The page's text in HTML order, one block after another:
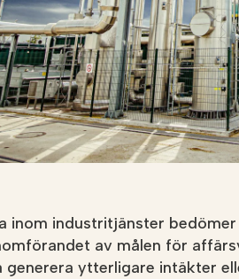
inom industritjänster
av målen för
generera ytterligare intäkter